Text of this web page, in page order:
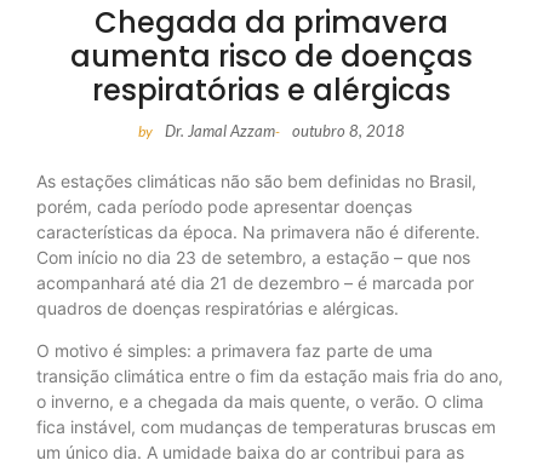
Chegada da primavera
aumenta risco de doenças
respiratórias e alérgicas
by Dr. Jamal Azzam- outubro 8, 2018
As estações climáticas não são bem definidas no Brasil,
porém, cada período pode apresentar doenças
características da época. Na primavera não é diferente.
Com início no dia 23 de setembro, a estação – que nos
acompanhará até dia 21 de dezembro – é marcada por
quadros de doenças respiratórias e alérgicas.
O motivo é simples: a primavera faz parte de uma
transição climática entre o fim da estação mais fria do ano,
o inverno, e a chegada da mais quente, o verão. O clima
fica instável, com mudanças de temperaturas bruscas em
um único dia. A umidade baixa do ar contribui para as